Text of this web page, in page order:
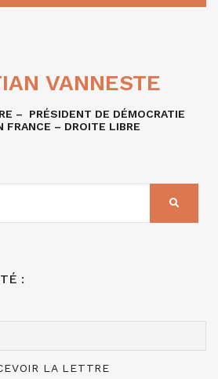
VANNESTE
– PRÉSIDENT DE DÉMOCRATIE
FRANCE – DROITE LIBRE
:
LA LETTRE